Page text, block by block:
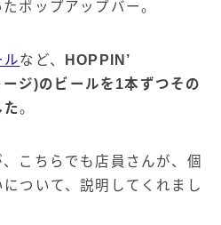
ポップアップバー。
ルなど、
HOPPIN’
ジ)のビールを1本ずつその
た。
こちらでも店員さんが、個
ついて、説明してくれまし